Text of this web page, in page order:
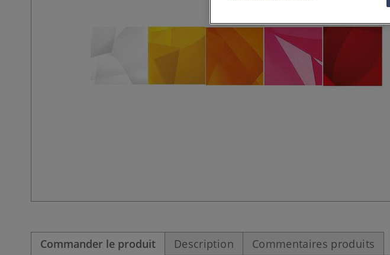
Commander le produit Description Commentaires produits